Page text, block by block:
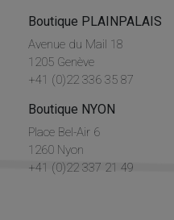
Boutique PLAINPALAIS
Avenue du Mail 18
1205 Genève
+41 (0)22 336 35 87
Boutique NYON
Place Bel-Air 6
1260 Nyon
+41 (0)22 337 21 49